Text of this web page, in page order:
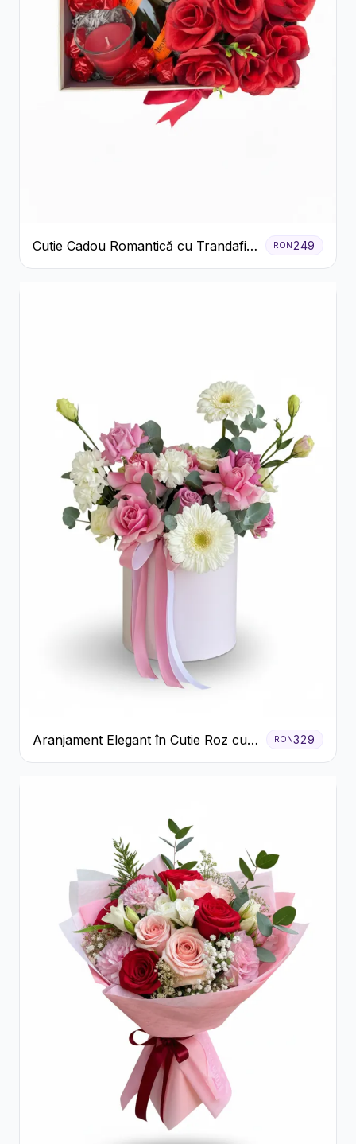
Cutie Cadou Romantică cu Trandafiri
Șampanie și Lumânare
RON249
Aranjament Elegant în Cutie Roz cu
Trandafiri și Gerbera
RON329